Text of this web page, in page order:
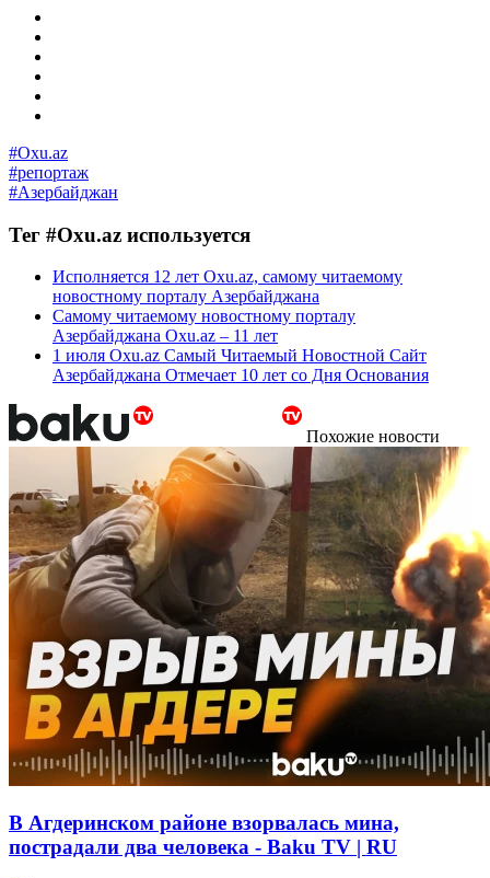
#Oxu.az
#репортаж
#Азербайджан
Тег #Oxu.az используется
Исполняется 12 лет Oxu.az, самому читаемому
новостному порталу Азербайджана
Самому читаемому новостному порталу
Азербайджана Oxu.az – 11 лет
1 июля Oxu.az Самый Читаемый Новостной Сайт
Азербайджана Отмечает 10 лет со Дня Основания
Похожие новости
В Агдеринском районе взорвалась мина,
пострадали два человека - Baku TV | RU